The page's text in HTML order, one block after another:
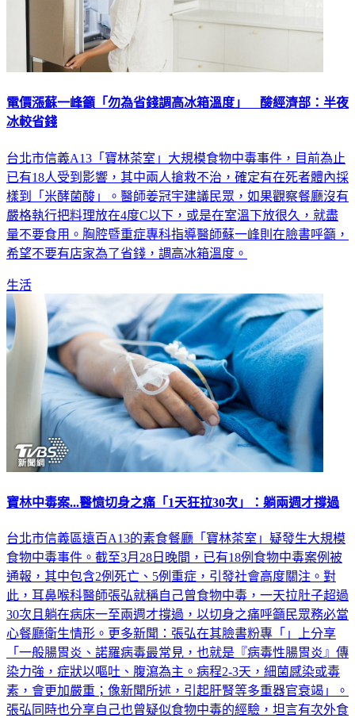
電價漲蘇一峰籲「勿為省錢調高冰箱溫度」 酸經濟部：半夜
冰較省錢
台北市信義A13「寶林茶室」大規模食物中毒事件，目前為止
已有18人受到影響，其中兩人搶救不治，確定有在死者體內採
樣到「米酵菌酸」。醫師姜冠宇建議民眾，如果觀察餐廳沒有
嚴格執行把料理放在4度C以下，或是在室溫下放很久，就盡
量不要食用。胸腔暨重症專科指導醫師蘇一峰則在臉書呼籲，
希望不要有店家為了省錢，調高冰箱溫度。
生活
寶林中毒案...醫憶切身之痛「1天狂拉30次」：躺兩週才撐過
台北市信義區遠百A13的素食餐廳「寶林茶室」疑發生大規模
食物中毒事件。截至3月28日晚間，已有18例食物中毒案例被
通報，其中包含2例死亡、5例重症，引發社會高度關注。對
此，耳鼻喉科醫師張弘就稱自己曾食物中毒，一天拉肚子超過
30次且躺在病床一至兩週才撐過，以切身之痛呼籲民眾務必當
心餐廳衛生情形。更多新聞：張弘在其臉書粉專「」上分享
「一般腸胃炎、諾羅病毒最常見，也就是『病毒性腸胃炎』傳
染力強，症狀以嘔吐、腹瀉為主。病程2-3天，細菌感染或毒
素，會更加嚴重；像新聞所述，引起肝腎等多重器官衰竭」。
張弘同時也分享自己也曾疑似食物中毒的經驗，坦言有次外食